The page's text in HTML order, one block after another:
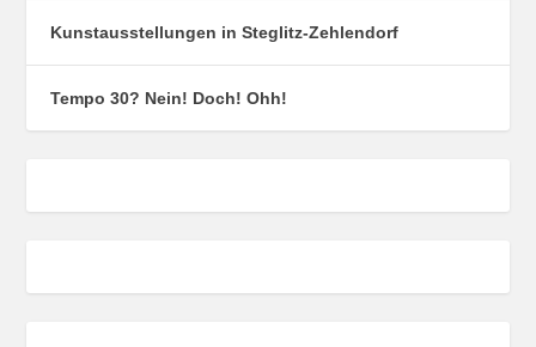
Kunstausstellungen in Steglitz-Zehlendorf
Tempo 30? Nein! Doch! Ohh!